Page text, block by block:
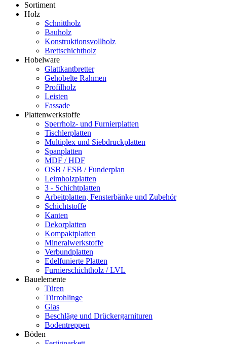
Sortiment
Holz
Schnittholz
Bauholz
Konstruktionsvollholz
Brettschichtholz
Hobelware
Glattkantbretter
Gehobelte Rahmen
Profilholz
Leisten
Fassade
Plattenwerkstoffe
Sperrholz- und Furnierplatten
Tischlerplatten
Multiplex und Siebdruckplatten
Spanplatten
MDF / HDF
OSB / ESB / Funderplan
Leimholzplatten
3 - Schichtplatten
Arbeitplatten, Fensterbänke und Zubehör
Schichtstoffe
Kanten
Dekorplatten
Kompaktplatten
Mineralwerkstoffe
Verbundplatten
Edelfunierte Platten
Furnierschichtholz / LVL
Bauelemente
Türen
Türrohlinge
Glas
Beschläge und Drückergarnituren
Bodentreppen
Böden